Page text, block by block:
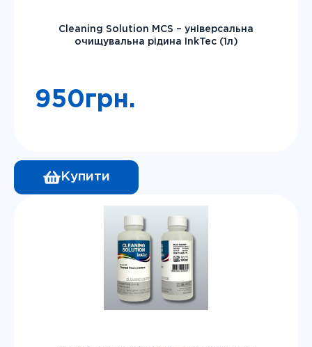
Canon PIXMA MX722 / MX725
Cleaning Solution MCS – універсальна
очищувальна рідина InkTec (1л)
950грн.
Купити